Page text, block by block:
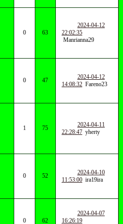
0 63
2024-04-12
22:02:35
Manrianna29
0 47
2024-04-12
14:08:32 Fareno23
1 75
2024-04-11
22:28:47 yherty
0 52
2024-04-10
11:53:00 ira19ira
0 62
2024-04-07
16:26:19